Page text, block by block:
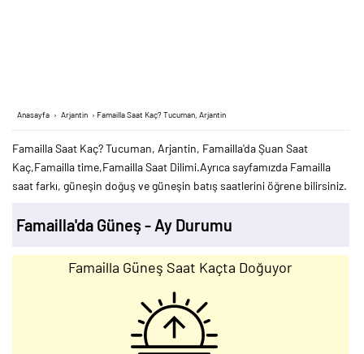
Anasayfa › Arjantin › Famailla Saat Kaç? Tucuman, Arjantin
Famailla Saat Kaç? Tucuman, Arjantin, Famailla'da Şuan Saat
Kaç,Famailla time,Famailla Saat Dilimi.Ayrıca sayfamızda Famailla
saat farkı, güneşin doğuş ve güneşin batış saatlerini öğrene bilirsiniz.
Famailla'da Güneş - Ay Durumu
Famailla Güneş Saat Kaçta Doğuyor